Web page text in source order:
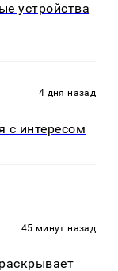
устройства
4 дня назад
с интересом
45 минут назад